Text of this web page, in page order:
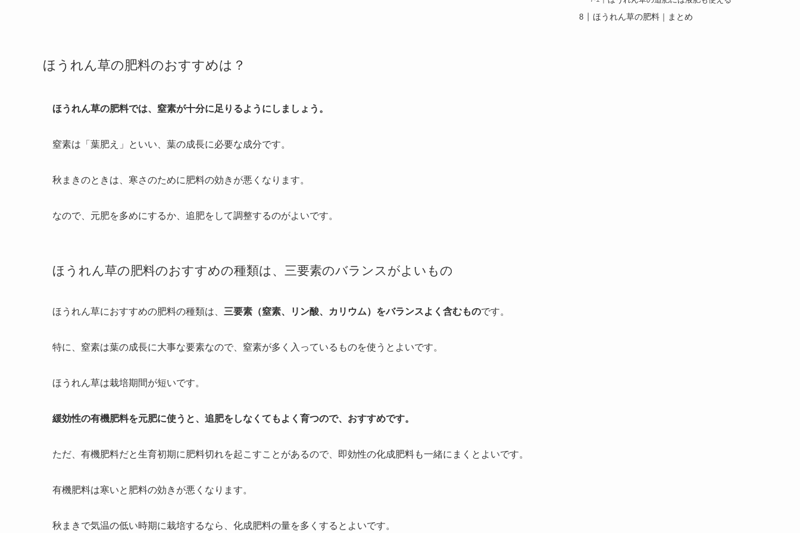
ほうれん草の肥料のおすすめは？
ほうれん草の肥料では、窒素が十分に足りるようにしましょう。
窒素は「葉肥え」といい、葉の成長に必要な成分です。
秋まきのときは、寒さのために肥料の効きが悪くなります。
なので、元肥を多めにするか、追肥をして調整するのがよいです。
ほうれん草の肥料のおすすめの種類は、三要素のバランスがよいもの
ほうれん草におすすめの肥料の種類は、 三要素（窒素、リン酸、カリウム）をバランスよく含むものです。
特に、窒素は葉の成長に大事な要素なので、窒素が多く入っているものを使うとよいです。
ほうれん草は栽培期間が短いです。
緩効性の有機肥料を元肥に使うと、追肥をしなくてもよく育つので、おすすめです。
ただ、有機肥料だと生育初期に肥料切れを起こすことがあるので、即効性の化成肥料も一緒にまくとよいです。
有機肥料は寒いと肥料の効きが悪くなります。
秋まきで気温の低い時期に栽培するなら、化成肥料の量を多くするとよいです。
ほうれん草の肥料｜まとめ